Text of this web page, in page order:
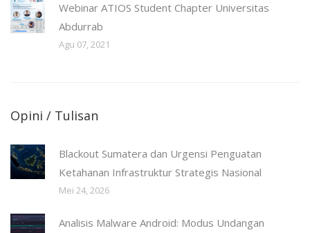
Webinar ATIOS Student Chapter Universitas
Abdurrab
Agu 07, 2021
Opini / Tulisan
Blackout Sumatera dan Urgensi Penguatan
Ketahanan Infrastruktur Strategis Nasional
Mei 24, 2026
Analisis Malware Android: Modus Undangan